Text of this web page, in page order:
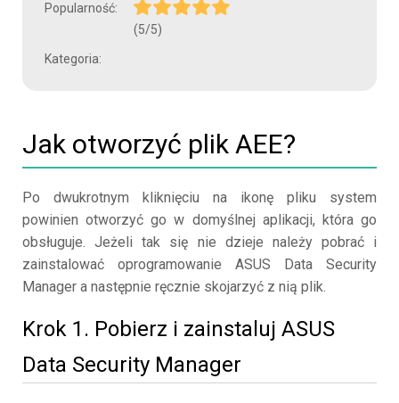
Popularność:
(5/5)
Kategoria:
Jak otworzyć plik AEE?
Po dwukrotnym kliknięciu na ikonę pliku system
powinien otworzyć go w domyślnej aplikacji, która go
obsługuje. Jeżeli tak się nie dzieje należy pobrać i
zainstalować oprogramowanie ASUS Data Security
Manager a następnie ręcznie skojarzyć z nią plik.
Krok 1. Pobierz i zainstaluj ASUS
Data Security Manager